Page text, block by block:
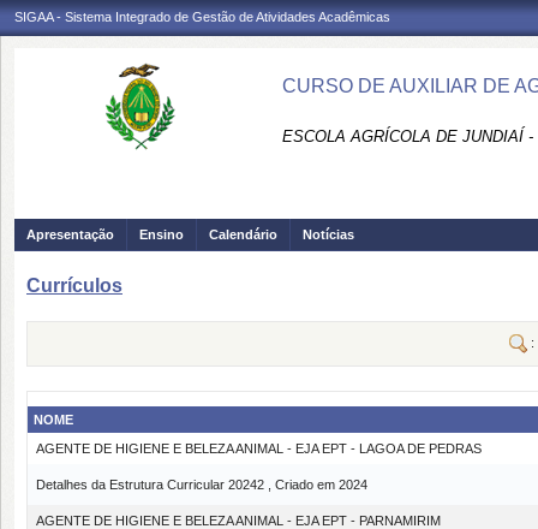
SIGAA - Sistema Integrado de Gestão de Atividades Acadêmicas
CURSO DE AUXILIAR DE
ESCOLA AGRÍCOLA DE JUNDIAÍ -
Apresentação Ensino Calendário Notícias
Currículos
:
NOME
AGENTE DE HIGIENE E BELEZA ANIMAL - EJA EPT - LAGOA DE PEDRAS
Detalhes da Estrutura Curricular 20242 , Criado em 2024
AGENTE DE HIGIENE E BELEZA ANIMAL - EJA EPT - PARNAMIRIM